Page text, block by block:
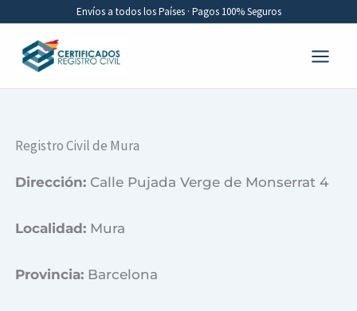
contenido
Envíos a todos los Países · Pagos 100% Seguros
Registro Civil de Mura
Dirección: Calle Pujada Verge de Monserrat 4
Localidad: Mura
Provincia: Barcelona